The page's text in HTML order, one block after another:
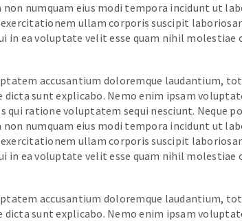
numquam eius modi tempora incidunt ut
ullam corporis suscipit
in ea voluptate velit esse quam nihil
accusantium doloremque laudantium,
sunt explicabo. Nemo enim ipsam
ratione voluptatem sequi nesciunt. Neque
numquam eius modi tempora incidunt ut
ullam corporis suscipit
in ea voluptate velit esse quam nihil
accusantium doloremque laudantium,
sunt explicabo. Nemo enim ipsam